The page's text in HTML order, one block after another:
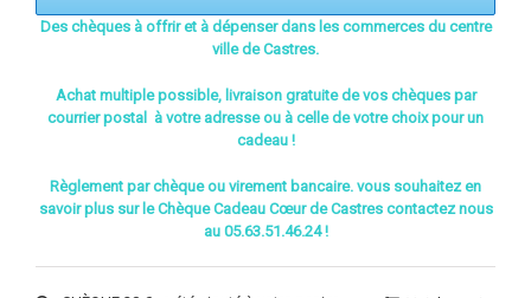
Des chèques à offrir et à dépenser dans les commerces du centre
ville de Castres.
Achat multiple possible, livraison gratuite de vos chèques par
courrier postal à votre adresse ou à celle de votre choix pour un
cadeau !
Règlement par chèque ou virement bancaire. vous souhaitez en
savoir plus sur le Chèque Cadeau Cœur de Castres contactez nous
au 05.63.51.46.24 !